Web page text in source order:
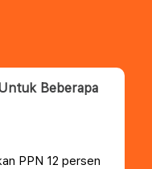
Beberapa
PPN 12 persen